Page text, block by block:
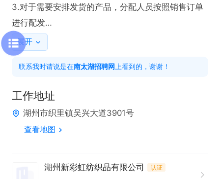
3.对于需要安排发货的产品，分配人员按照销售订单
进行配发
任职资格：
1.熟练应用基础办公软件，良好的表达能力与沟通能
2.高中及以上学历；
3.有行业经验者优先考虑；
4.每周休一天，有社保。
展开
联系我时请说是在南太湖招聘网 上看到的，谢谢！
工作地址
湖州市织里镇吴兴大道3901号
查看地图
湖州新彩虹纺织品有限公司 认证